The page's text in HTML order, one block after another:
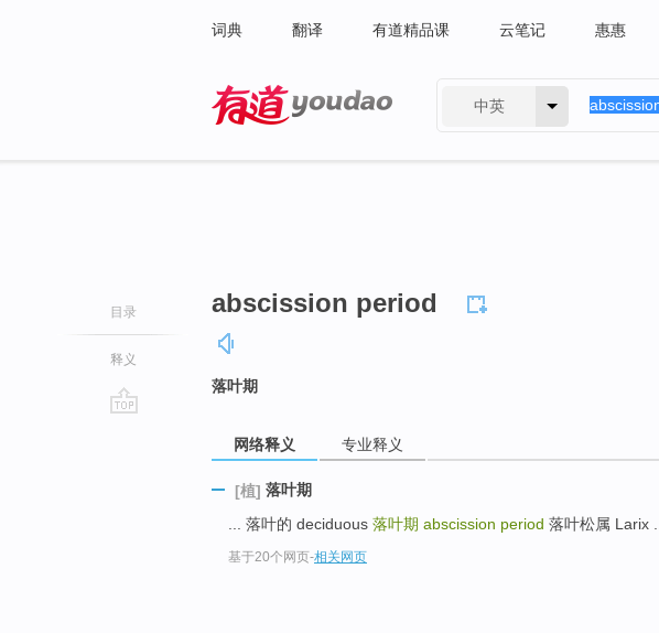
词典 翻译 有道精品课 云笔记 惠惠
中英
目录
释义
abscission period
落叶期
网络释义 专业释义
[植] 落叶期
... 落叶的 deciduous 落叶期 abscission period 落叶松属 Larix ...
基于20个网页-相关网页